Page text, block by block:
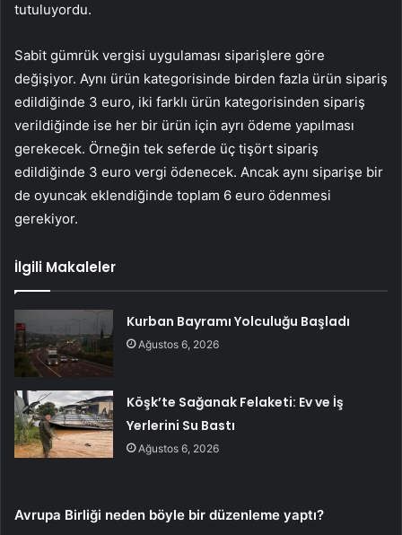
tutuluyordu.
Sabit gümrük vergisi uygulaması siparişlere göre
değişiyor. Aynı ürün kategorisinde birden fazla ürün sipariş
edildiğinde 3 euro, iki farklı ürün kategorisinden sipariş
verildiğinde ise her bir ürün için ayrı ödeme yapılması
gerekecek. Örneğin tek seferde üç tişört sipariş
edildiğinde 3 euro vergi ödenecek. Ancak aynı siparişe bir
de oyuncak eklendiğinde toplam 6 euro ödenmesi
gerekiyor.
İlgili Makaleler
Kurban Bayramı Yolculuğu Başladı
Ağustos 6, 2026
Köşk’te Sağanak Felaketi: Ev ve İş
Yerlerini Su Bastı
Ağustos 6, 2026
Avrupa Birliği neden böyle bir düzenleme yaptı?